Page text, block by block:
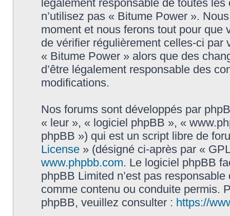
légalement responsable de toutes
n’utilisez pas « Bitume Power ».
moment et nous ferons tout pour que
de vérifier régulièrement celles-ci par
« Bitume Power » alors que des
d’être légalement responsable des
modifications.
Nos forums sont développés par
« leur », « logiciel phpBB », «
phpBB ») qui est un script libre de
License » (désigné ci-après par «
www.phpbb.com. Le logiciel phpBB
phpBB Limited n’est pas
comme contenu ou conduite permis.
phpBB, veuillez consulter : https://